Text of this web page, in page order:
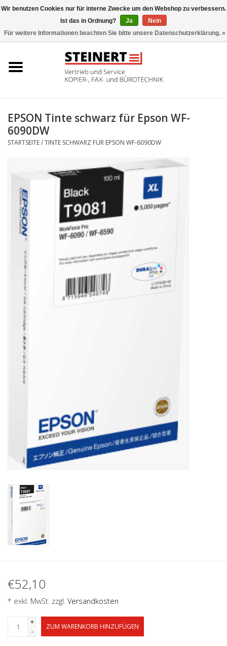
Büromaschinen- Service
Toner
Marken
EPSON Tinte schwarz für Epson WF-
6090DW
STARTSEITE/TINTE SCHWARZ FÜR EPSON WF-6090DW
€52,10
* exkl. MwSt. zzgl. Versandkosten
+
-
ZUM WARENKORB HINZUFÜGEN
Wir benutzen Cookies nur für interne Zwecke um den Webshop zu verbessern.
Ist das in Ordnung?
Ja
Nein
Für weitere Informationen beachten Sie bitte unsere Datenschutzerklärung. »